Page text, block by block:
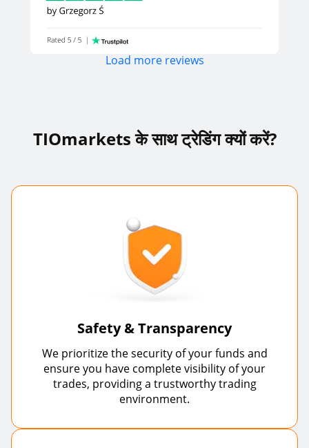
Load more reviews
TIOmarkets के साथ ट्रेडिंग क्यों करें?
Safety & Transparency
We prioritize the security of your funds and
ensure you have complete visibility of your
trades, providing a trustworthy trading
environment.